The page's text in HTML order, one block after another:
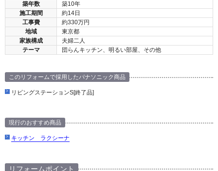
築年数
築10年
施工期間
約14日
工事費
約330万円
地域
東京都
家族構成
夫婦二人
テーマ
団らんキッチン、明るい部屋、その他
このリフォームで採用したパナソニック商品
リビングステーションS[終了品]
現行のおすすめ商品
キッチン ラクシーナ
リフォームポイント